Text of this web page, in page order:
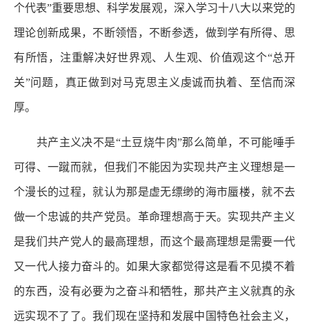
个代表”重要思想、科学发展观，深入学习十八大以来党的
理论创新成果，不断领悟，不断参透，做到学有所得、思
有所悟，注重解决好世界观、人生观、价值观这个“总开
关”问题，真正做到对马克思主义虔诚而执着、至信而深
厚。
共产主义决不是“土豆烧牛肉”那么简单，不可能唾手
可得、一蹴而就，但我们不能因为实现共产主义理想是一
个漫长的过程，就认为那是虚无缥缈的海市蜃楼，就不去
做一个忠诚的共产党员。革命理想高于天。实现共产主义
是我们共产党人的最高理想，而这个最高理想是需要一代
又一代人接力奋斗的。如果大家都觉得这是看不见摸不着
的东西，没有必要为之奋斗和牺牲，那共产主义就真的永
远实现不了了。我们现在坚持和发展中国特色社会主义，